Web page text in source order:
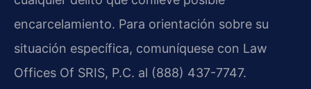
encarcelamiento. Para orientación sobre su
situación específica, comuníquese con Law
Offices Of SRIS, P.C. al (888) 437-7747.